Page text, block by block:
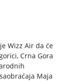
Wizz Air da će
Crna Gora
Maja